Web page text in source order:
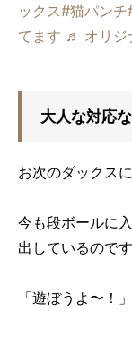
ックス#猫パンチ
てます ♬ オリジ
大人な対応
お次のダックス
今も段ボールに
出しているのです
「遊ぼうよ〜！